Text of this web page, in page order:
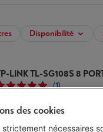
Disponibilité
LINK TL-SG108S 8
(1)
Vitesse de transmission
des cookies
strictement nécessaires